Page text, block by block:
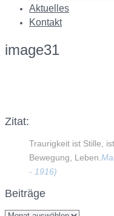
Aktuelles
Kontakt
image31
Zitat:
Traurigkeit ist Stille,
Bewegung, Leben.
- 1916)
Beiträge